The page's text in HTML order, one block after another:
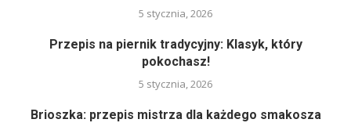
5 stycznia, 2026
Przepis na piernik tradycyjny: Klasyk, który
pokochasz!
5 stycznia, 2026
Brioszka: przepis mistrza dla każdego smakosza